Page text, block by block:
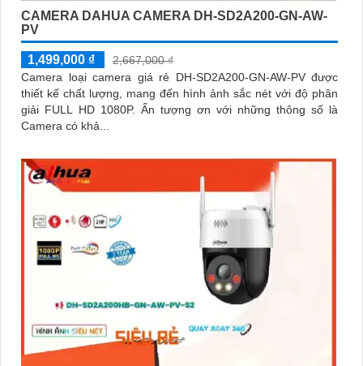
CAMERA DAHUA CAMERA DH-SD2A200-GN-AW-
PV
1,499,000 ₫
2,667,000 ₫
Camera loại camera giá rẻ DH-SD2A200-GN-AW-PV được
thiết kế chất lượng, mang đến hình ảnh sắc nét với độ phân
giải FULL HD 1080P. Ấn tượng ơn với những thông số là
Camera có khả...